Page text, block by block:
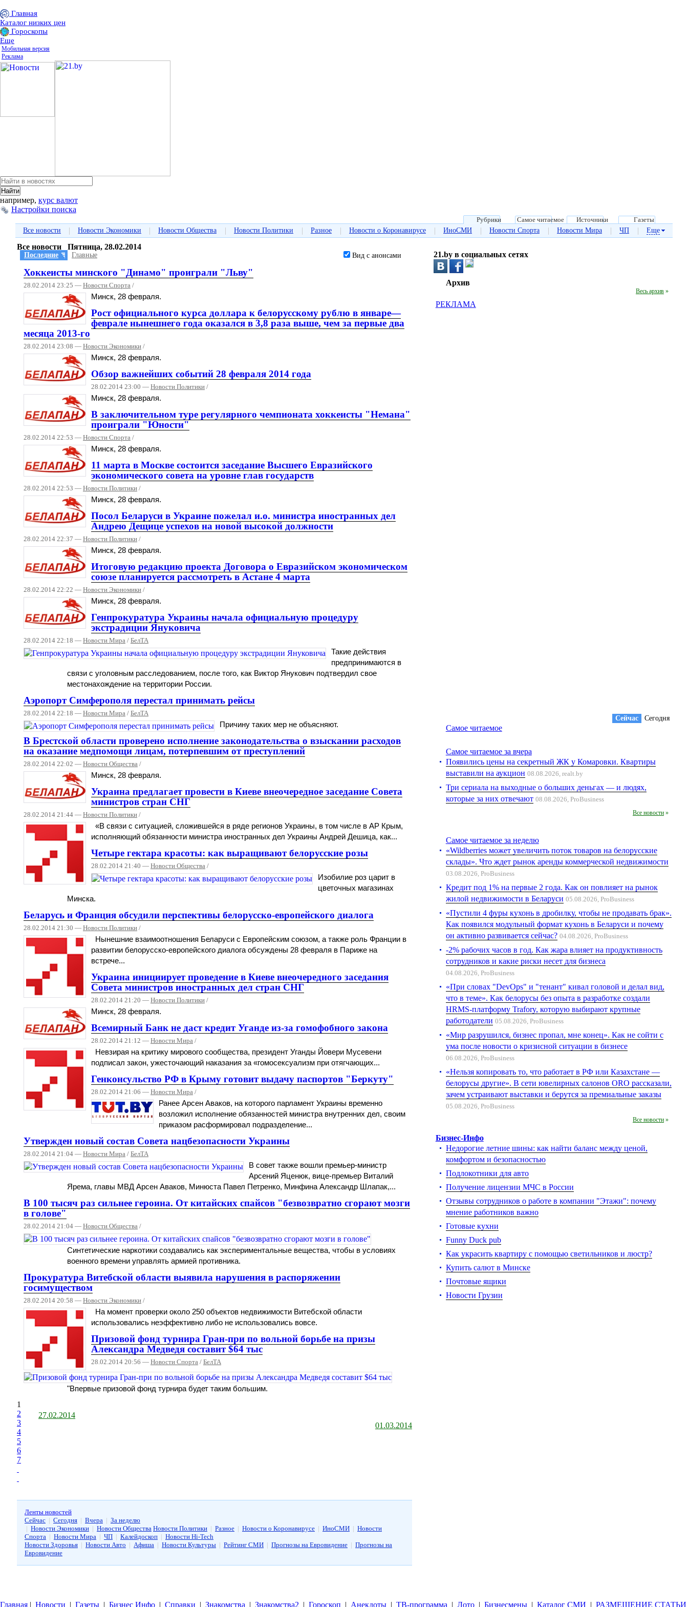
Главная
Каталог низких цен
Гороскопы
Еще
Мобильная версия
Реклама
например, курс валют
Настройки поиска
Газеты
Источники
Самое читаемое
Рубрики
Все новости | Новости Экономики | Новости Общества | Новости Политики | Разное | Новости о Коронавирусе | ИноСМИ | Новости Спорта | Новости Мира | ЧП | Еще
Все новости Пятница, 28.02.2014
Последние Главные Вид с анонсами
Хоккеисты минского "Динамо" проиграли "Льву"
28.02.2014 23:25 — Новости Спорта /
Минск, 28 февраля.
Рост официального курса доллара к белорусскому рублю в январе—
феврале нынешнего года оказался в 3,8 раза выше, чем за первые два
месяца 2013-го
28.02.2014 23:08 — Новости Экономики /
Минск, 28 февраля.
Обзор важнейших событий 28 февраля 2014 года
28.02.2014 23:00 — Новости Политики /
Минск, 28 февраля.
В заключительном туре регулярного чемпионата хоккеисты "Немана"
проиграли "Юности"
28.02.2014 22:53 — Новости Спорта /
Минск, 28 февраля.
11 марта в Москве состоится заседание Высшего Евразийского
экономического совета на уровне глав государств
28.02.2014 22:53 — Новости Политики /
Минск, 28 февраля.
Посол Беларуси в Украине пожелал и.о. министра иностранных дел
Андрею Дещице успехов на новой высокой должности
28.02.2014 22:37 — Новости Политики /
Минск, 28 февраля.
Итоговую редакцию проекта Договора о Евразийском экономическом
союзе планируется рассмотреть в Астане 4 марта
28.02.2014 22:22 — Новости Экономики /
Минск, 28 февраля.
Генпрокуратура Украины начала официальную процедуру
экстрадиции Януковича
28.02.2014 22:18 — Новости Мира / БелТА
Такие действия
предпринимаются в
связи с уголовным расследованием, после того, как Виктор Янукович подтвердил свое
местонахождение на территории России.
Аэропорт Симферополя перестал принимать рейсы
28.02.2014 22:18 — Новости Мира / БелТА
Причину таких мер не объясняют.
В Брестской области проверено исполнение законодательства о взыскании расходов
на оказание медпомощи лицам, потерпевшим от преступлений
28.02.2014 22:02 — Новости Общества /
Минск, 28 февраля.
Украина предлагает провести в Киеве внеочередное заседание Совета
министров стран СНГ
28.02.2014 21:44 — Новости Политики /
«В связи с ситуацией, сложившейся в ряде регионов Украины, в том числе в АР Крым,
исполняющий обязанности министра иностранных дел Украины Андрей Дешица, как...
Четыре гектара красоты: как выращивают белорусские розы
28.02.2014 21:40 — Новости Общества /
Изобилие роз царит в
цветочных магазинах
Минска.
Беларусь и Франция обсудили перспективы белорусско-европейского диалога
28.02.2014 21:30 — Новости Политики /
Нынешние взаимоотношения Беларуси с Европейским союзом, а также роль Франции в
развитии белорусско-европейского диалога обсуждены 28 февраля в Париже на
встрече...
Украина инициирует проведение в Киеве внеочередного заседания
Совета министров иностранных дел стран СНГ
28.02.2014 21:20 — Новости Политики /
Минск, 28 февраля.
Всемирный Банк не даст кредит Уганде из-за гомофобного закона
28.02.2014 21:12 — Новости Мира /
Невзирая на критику мирового сообщества, президент Уганды Йовери Мусевени
подписал закон, ужесточающий наказания за «гомосексуализм при отягчающих...
Генконсульство РФ в Крыму готовит выдачу паспортов "Беркуту"
28.02.2014 21:06 — Новости Мира /
Ранее Арсен Аваков, на которого парламент Украины временно
возложил исполнение обязанностей министра внутренних дел, своим
приказом расформировал подразделение...
Утвержден новый состав Совета нацбезопасности Украины
28.02.2014 21:04 — Новости Мира / БелТА
В совет также вошли премьер-министр
Арсений Яценюк, вице-премьер Виталий
Ярема, главы МВД Арсен Аваков, Минюста Павел Петренко, Минфина Александр Шлапак,...
В 100 тысяч раз сильнее героина. От китайских спайсов "безвозвратно сгорают мозги
в голове"
28.02.2014 21:04 — Новости Общества /
Синтетические наркотики создавались как экспериментальные вещества, чтобы в условиях
военного времени управлять армией противника.
Прокуратура Витебской области выявила нарушения в распоряжении
госимуществом
28.02.2014 20:58 — Новости Экономики /
На момент проверки около 250 объектов недвижимости Витебской области
использовались неэффективно либо не использовались вовсе.
Призовой фонд турнира Гран-при по вольной борьбе на призы
Александра Медведя составит $64 тыс
28.02.2014 20:56 — Новости Спорта / БелТА
"Впервые призовой фонд турнира будет таким большим.
1
2
3
4
5
6
7
27.02.2014
01.03.2014
Ленты новостей
Сейчас | Сегодня | Вчера | За неделю
| Новости Экономики | Новости Общества Новости Политики | Разное | Новости о Коронавирусе | ИноСМИ | Новости
Спорта | Новости Мира | ЧП | Калейдоскоп | Новости Hi-Tech
Новости Здоровья | Новости Авто | Афиша | Новости Культуры | Рейтинг СМИ | Прогнозы на Евровидение | Прогнозы на
Евровидение
21.by в социальных сетях
Архив
Весь архив »
РЕКЛАМА
Самое читаемое
Сегодня
Cейчас
Самое читаемое за вчера
Появились цены на секретный ЖК у Комаровки. Квартиры
выставили на аукцион 08.08.2026, realt.by
Три сериала на выходные о больших деньгах — и людях,
которые за них отвечают 08.08.2026, ProBusiness
Все новости »
Самое читаемое за неделю
«Wildberries может увеличить поток товаров на белорусские
склады». Что ждет рынок аренды коммерческой недвижимости
03.08.2026, ProBusiness
Кредит под 1% на первые 2 года. Как он повлияет на рынок
жилой недвижимости в Беларуси 05.08.2026, ProBusiness
«Пустили 4 фуры кухонь в дробилку, чтобы не продавать брак».
Как появился модульный формат кухонь в Беларуси и почему
он активно развивается сейчас? 04.08.2026, ProBusiness
-2% рабочих часов в год. Как жара влияет на продуктивность
сотрудников и какие риски несет для бизнеса
04.08.2026, ProBusiness
«При словах "DevOps" и "тенант" кивал головой и делал вид,
что в теме». Как белорусы без опыта в разработке создали
HRMS-платформу Trafory, которую выбирают крупные
работодатели 05.08.2026, ProBusiness
«Мир разрушился, бизнес пропал, мне конец». Как не сойти с
ума после новости о кризисной ситуации в бизнесе
06.08.2026, ProBusiness
«Нельзя копировать то, что работает в РФ или Казахстане —
белорусы другие». В сети ювелирных салонов ORO рассказали,
зачем устраивают выставки и берутся за премиальные заказы
05.08.2026, ProBusiness
Все новости »
Бизнес-Инфо
Недорогие летние шины: как найти баланс между ценой,
комфортом и безопасностью
Подлокотники для авто
Получение лицензии МЧС в России
Отзывы сотрудников о работе в компании "Этажи": почему
мнение работников важно
Готовые кухни
Funny Duck pub
Как украсить квартиру с помощью светильников и люстр?
Купить салют в Минске
Почтовые ящики
Новости Грузии
Главная | Новости | Газеты | Бизнес Инфо | Справки | Знакомства | Знакомства2 | Гороскоп | Анекдоты | ТВ-программа | Лото | Бизнесмены | Каталог СМИ | РАЗМЕЩЕНИЕ СТАТЬИ